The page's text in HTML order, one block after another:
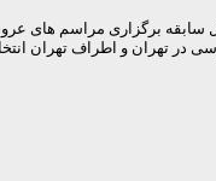
از ۱۵ سال سابقه برگزاری
در تهران و اطراف تهران